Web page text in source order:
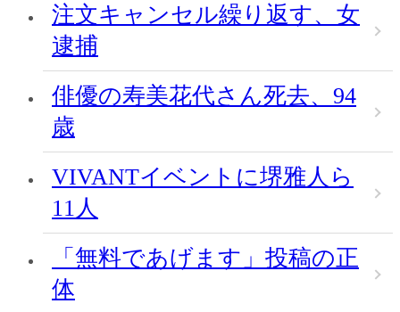
注文キャンセル繰り返す、女
逮捕
俳優の寿美花代さん死去、94
歳
VIVANTイベントに堺雅人ら
11人
「無料であげます」投稿の正
体